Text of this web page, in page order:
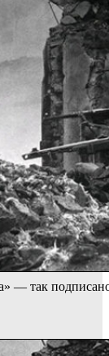
— так